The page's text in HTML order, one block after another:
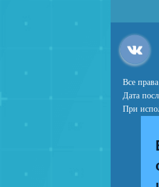
Все
Дата
При